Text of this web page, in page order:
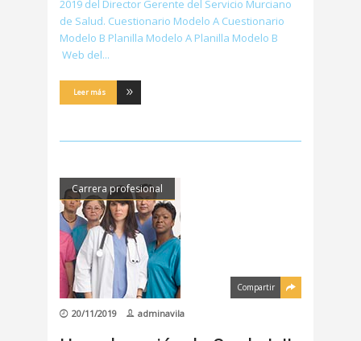
2019 del Director Gerente del Servicio Murciano
de Salud. Cuestionario Modelo A Cuestionario
Modelo B Planilla Modelo A Planilla Modelo B
Web del
Leer más
Carrera profesional
Compartir
20/11/2019 adminavila